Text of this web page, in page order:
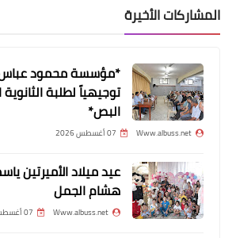
أخبار متنوعة
* *استغلوا نزوح الأهالي لسرقة
المشاركات الأخيرة
*مؤسسة محمود عباس
توجيهياً لطلبة
البص*
Www.albuss.net 07 أغسطس 2026
عيد ميلاد الأميرتين
هشام الجمل
Www.albuss.net 07 أغسطس 2026